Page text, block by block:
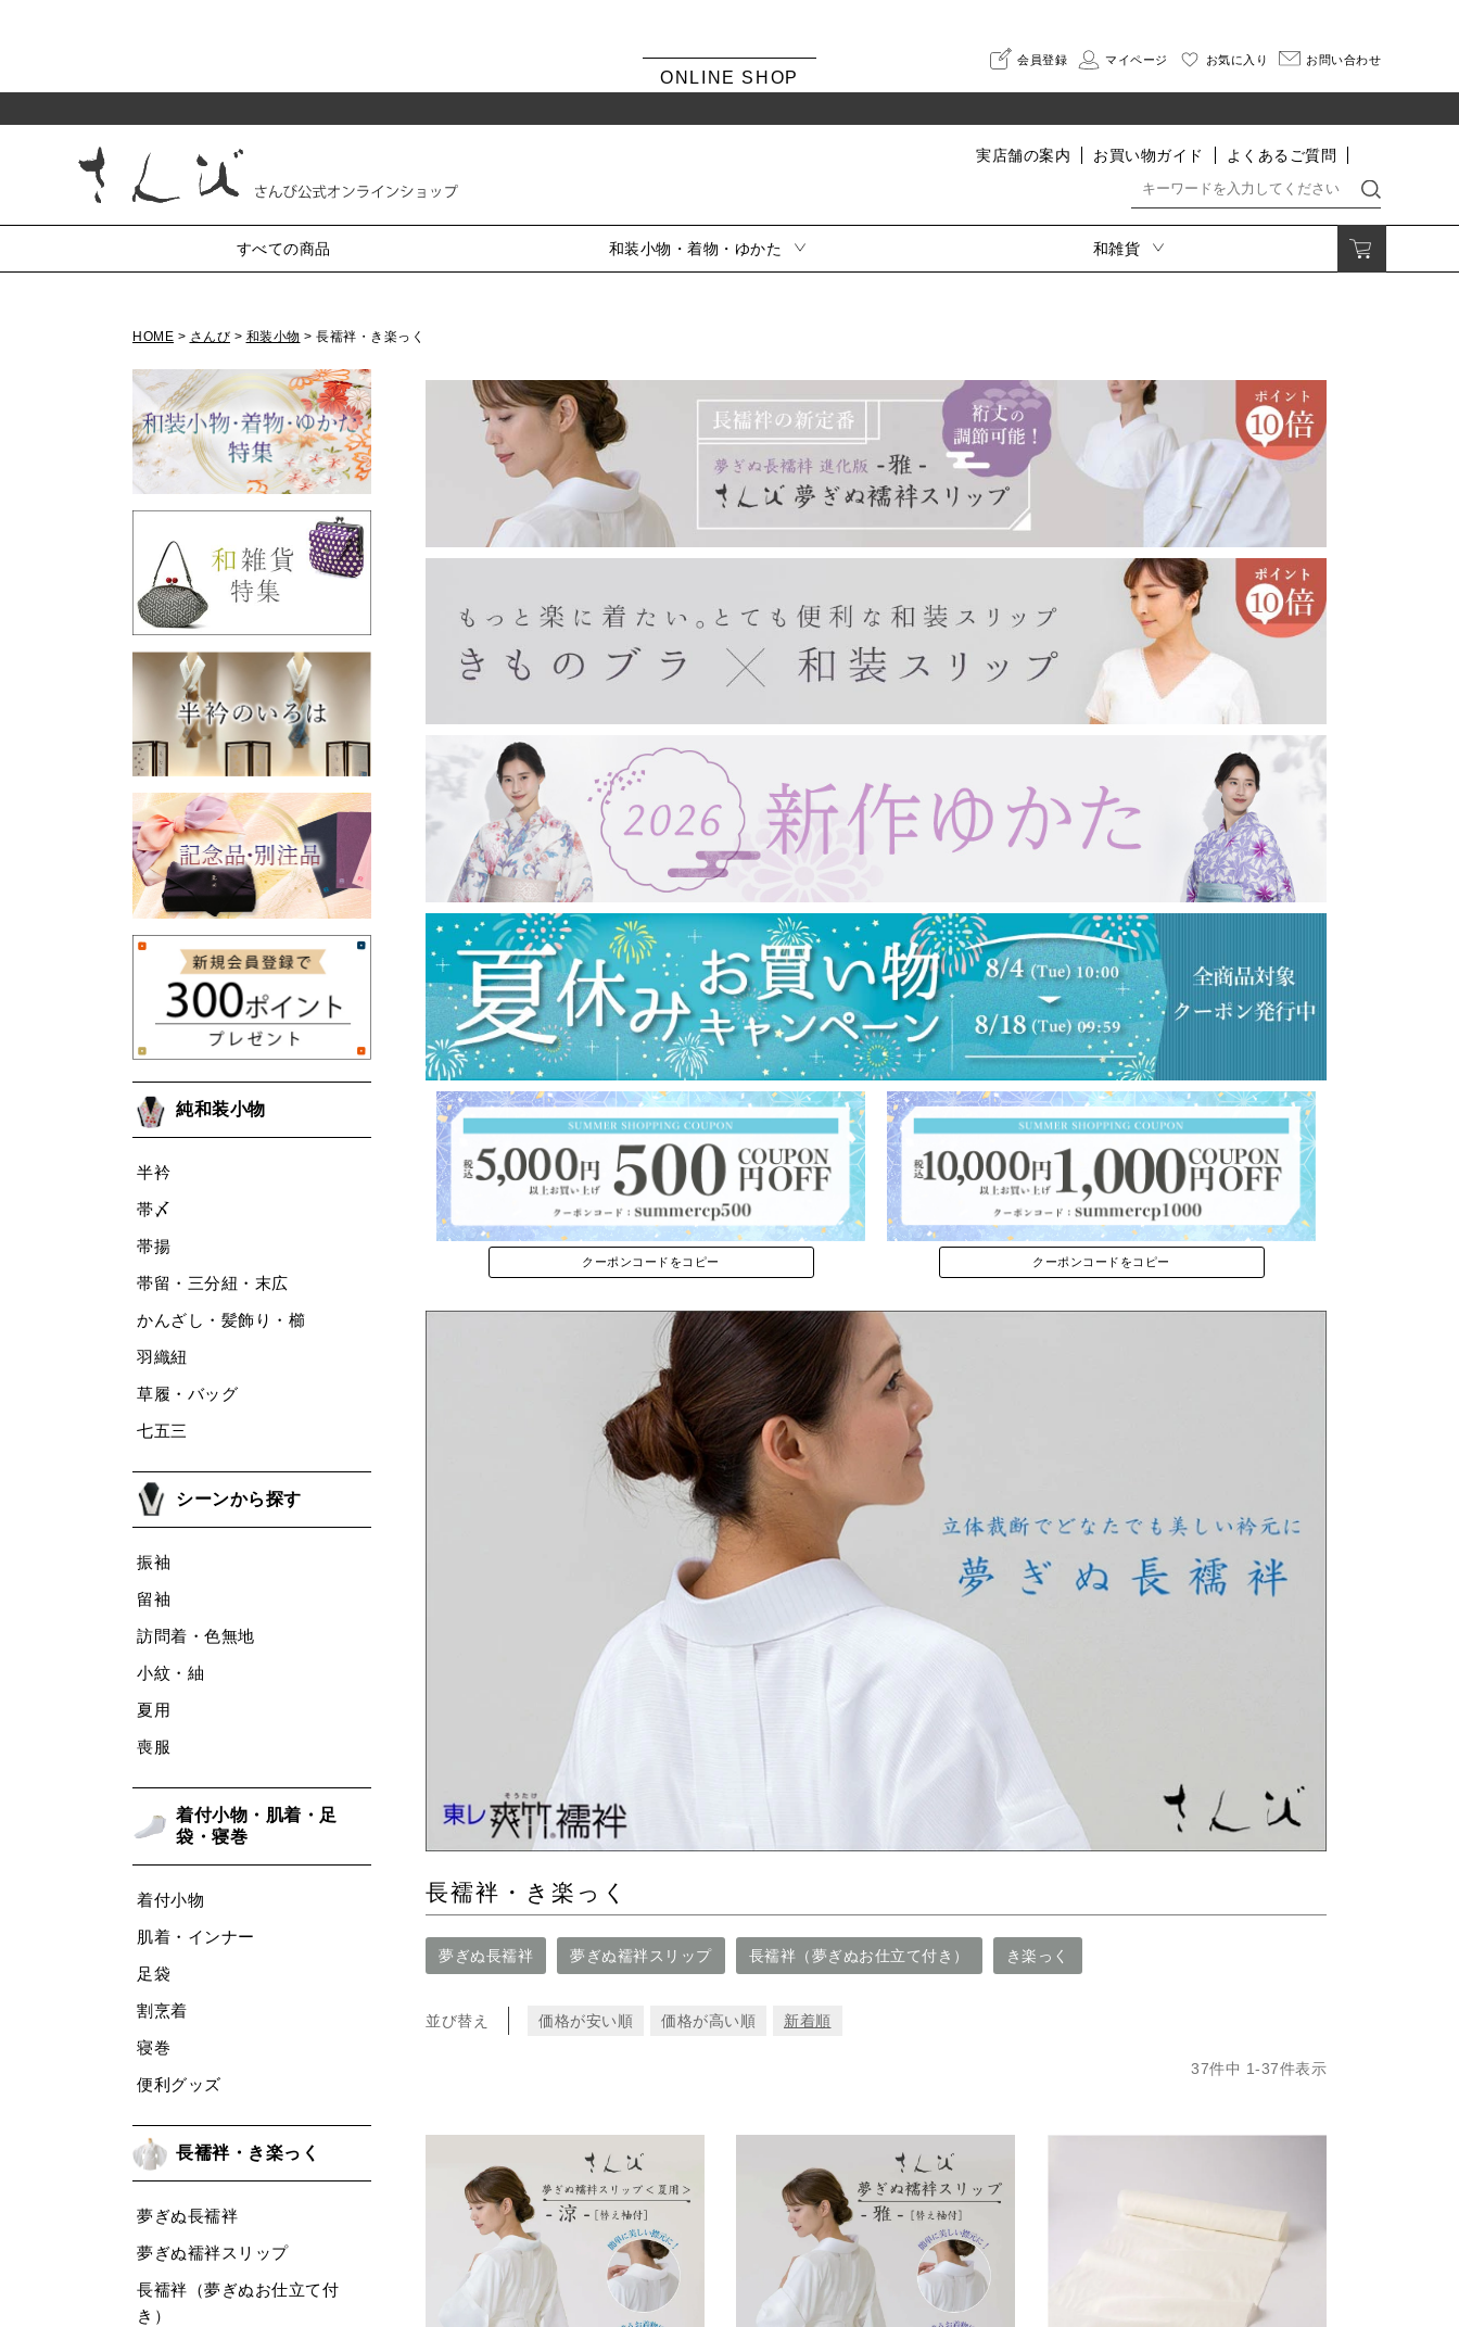
ONLINE SHOP
会員登録 マイページ お気に入り お問い合わせ
実店舗の案内 お買い物ガイド よくあるご質問
すべての商品 和装小物・着物・ゆかた
半衿 帯〆 帯揚
帯留・三分紐・末広
かんざし・髪飾り・櫛
羽織紐
草履・バッグ
七五三
振袖 留袖 訪問着・色無地
小紋・紬
夏用
着付小物 肌着・インナー
割烹着
寝巻
便利グッズ
長襦袢・き楽っく
夢ぎぬ長襦袢
きもの・ゆかた・帯
東レシルック(袷)
東レシルック(単衣)
東レシルック(美來)
東レシルック(夏)
東レシルック(訪問着)
デニムきもの
袴
コート・羽織り・ショール
コート
薄コート・羽織
その他
収納・リビング 甚平・作務衣
ホームウエア
男物
和雑貨
小銭入れ・丸型3.3寸
小銭入れ・丸型2.5寸
小銭入れ・角型2.5寸
小銭入れ・ミニ1.8寸
化粧ポーチ・4.5寸
リング付ポーチ・5.5寸
親子がま口 宝石入れ
がま口バッグ・ベルト
フクレ織のがま口
リバティ柄のがま口
素材から選ぶ
サイズから選ぶ
シリーズから選ぶ
風呂敷雑貨 ふくさ
さんびオリジナル印伝
そよか
なごみ
二つ折り財布
小銭入れ・ポーチ
名刺入れ・カードケース
印鑑ケース
眼鏡ケース
キーホルダー・キーケース
その他アクセサリー
女性向け 男性向け
浅草文庫
長財布
二つ折り財布
名刺入れ・カードケース
扇子・手拭い・ガーゼ
紙扇子 布扇子 婦人用扇子
紳士用扇子
宇野千代
浮世絵
タペストリー棒
ガーゼ製品
念珠・数珠
女性用 男性用 ブレスレット 念珠入れ
雑貨
お土産
HOME さんび 和装小物 長襦袢・き楽っく
純和装小物
半衿
帯〆
帯揚
帯留・三分紐・末広
かんざし・髪飾り・櫛
羽織紐
草履・バッグ
七五三
シーンから探す
振袖
留袖
訪問着・色無地
小紋・紬
夏用
喪服
着付小物・肌着・足
袋・寝巻
着付小物
肌着・インナー
足袋
割烹着
寝巻
便利グッズ
長襦袢・き楽っく
夢ぎぬ長襦袢
夢ぎぬ襦袢スリップ
長襦袢（夢ぎぬお仕立て付
き）
クーポンコードをコピー クーポンコードをコピー
長襦袢・き楽っく
夢ぎぬ長襦袢 夢ぎぬ襦袢スリップ 長襦袢（夢ぎぬお仕立て付き） き楽っく
並び替え 価格が安い順 価格が高い順 新着順
37件中 1-37件表示